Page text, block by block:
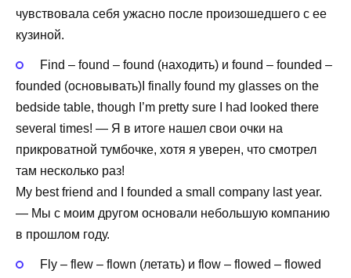
чувствовала себя ужасно после произошедшего с ее
кузиной.
Find – found – found (находить) и found – founded –
founded (основывать)I finally found my glasses on the
bedside table, though I’m pretty sure I had looked there
several times! — Я в итоге нашел свои очки на
прикроватной тумбочке, хотя я уверен, что смотрел
там несколько раз!
My best friend and I founded a small company last year.
— Мы с моим другом основали небольшую компанию
в прошлом году.
Fly – flew – flown (летать) и flow – flowed – flowed